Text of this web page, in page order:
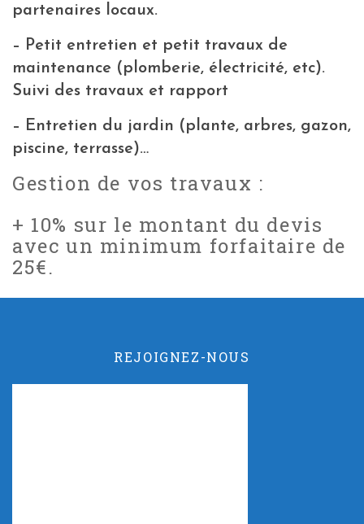
partenaires locaux.
– Petit entretien et petit travaux de
maintenance (plomberie, électricité, etc).
Suivi des travaux et rapport
– Entretien du jardin (plante, arbres, gazon,
piscine, terrasse)…
Gestion de vos travaux :
+ 10% sur le montant du devis
avec un minimum forfaitaire de
25€.
REJOIGNEZ-NOUS